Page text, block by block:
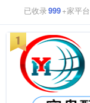
已收录999+家平台